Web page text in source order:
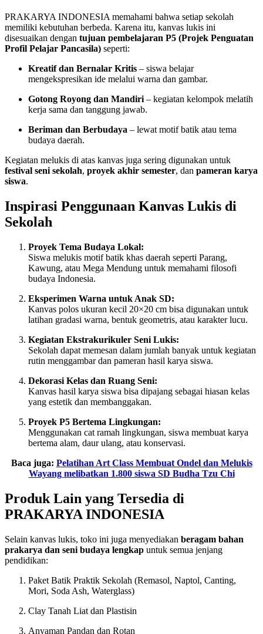
PRAKARYA INDONESIA memahami bahwa setiap sekolah
memiliki kebutuhan berbeda. Karena itu, kanvas lukis ini
disesuaikan dengan tujuan pembelajaran P5 (Projek Penguatan
Profil Pelajar Pancasila) seperti:
Kreatif dan Bernalar Kritis – siswa belajar
mengekspresikan ide melalui warna dan gambar.
Gotong Royong dan Mandiri – kegiatan kelompok melatih
kerja sama dan tanggung jawab.
Beriman dan Berbudaya – lewat motif batik atau tema
budaya daerah.
Kegiatan melukis di atas kanvas juga sering digunakan untuk
festival seni sekolah, proyek akhir semester, dan pameran karya
siswa.
Inspirasi Penggunaan Kanvas Lukis di
Sekolah
Proyek Tema Budaya Lokal:
Siswa melukis motif batik khas daerah seperti Parang,
Kawung, atau Mega Mendung untuk memahami filosofi
budaya Indonesia.
Eksperimen Warna untuk Anak SD:
Kanvas polos ukuran kecil 20×20 cm bisa digunakan untuk
latihan gradasi warna, bentuk geometris, atau karakter lucu.
Kegiatan Ekstrakurikuler Seni Lukis:
Sekolah dapat memesan dalam jumlah banyak untuk kegiatan
rutin menggambar dan pameran hasil karya siswa.
Dekorasi Kelas dan Ruang Seni:
Kanvas hasil karya siswa bisa dipajang sebagai hiasan kelas
yang estetik dan membanggakan.
Proyek P5 Bertema Lingkungan:
Menggunakan cat ramah lingkungan, siswa membuat karya
bertema alam, daur ulang, atau konservasi.
Baca juga: Pelatihan Art Class Membuat Ondel dan Melukis
Wayang melibatkan 1.800 siswa SD Budha Tzu Chi
Produk Lain yang Tersedia di
PRAKARYA INDONESIA
Selain kanvas lukis, toko ini juga menyediakan beragam bahan
prakarya dan seni budaya lengkap untuk semua jenjang
pendidikan:
Paket Batik Praktik Sekolah (Remasol, Naptol, Canting,
Mori, Soda Ash, Waterglass)
Clay Tanah Liat dan Plastisin
Anyaman Pandan dan Rotan